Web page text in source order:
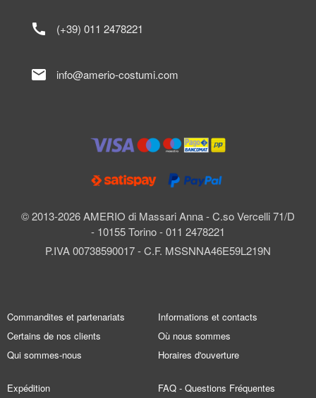
© 2013-2026 AMERIO di Massari Anna - C.so Vercelli 71/D
- 10155 Torino - 011 2478221
P.IVA 00738590017 - C.F. MSSNNA46E59L219N
call (+39) 011 2478221
mail info@amerio-costumi.com
Commandites et partenariats
Certains de nos clients
Qui sommes-nous
Informations et contacts
Où nous sommes
Horaires d'ouverture
Expédition FAQ - Questions Fréquentes